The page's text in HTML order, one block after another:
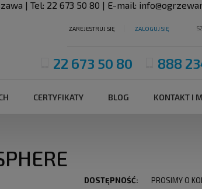
| Tel: 22 673 50 80 | E-mail:
ZAREJESTRUJ SIĘ ZALOGUJ SIĘ
22 673 50 80 888
CERTYFIKATY BLOG KONTAKT I
DOSTĘPNOŚĆ:
PROSIMY O